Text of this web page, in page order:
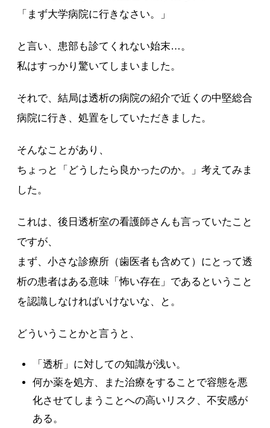
「まず大学病院に行きなさい。」
と言い、患部も診てくれない始末…。
私はすっかり驚いてしまいました。
それで、結局は透析の病院の紹介で近くの中堅総合
病院に行き、処置をしていただきました。
そんなことがあり、
ちょっと「どうしたら良かったのか。」考えてみま
した。
これは、後日透析室の看護師さんも言っていたこと
ですが、
まず、小さな診療所（歯医者も含めて）にとって透
析の患者はある意味「怖い存在」であるということ
を認識しなければいけないな、と。
どういうことかと言うと、
「透析」に対しての知識が浅い。
何か薬を処方、また治療をすることで容態を悪
化させてしまうことへの高いリスク、不安感が
ある。